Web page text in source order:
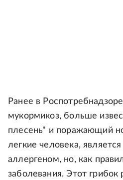
Ранее в Роспотребнадзоре
мукормикоз, больше
плесень" и поражающий
легкие человека,
аллергеном, но, как
заболевания. Этот грибок